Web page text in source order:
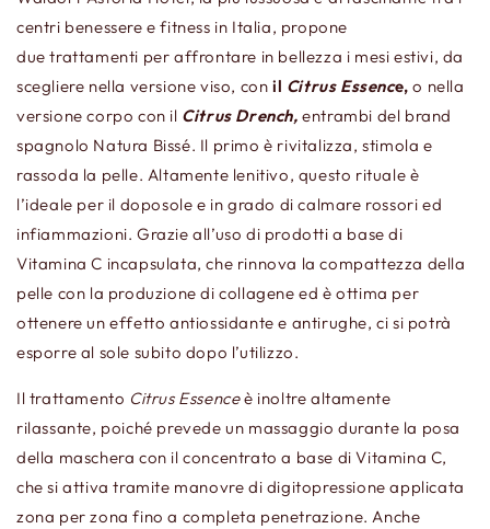
centri benessere e fitness in Italia, propone
due trattamenti per affrontare in bellezza i mesi estivi, da
scegliere nella versione viso, con il Citrus Essence, o nella
versione corpo con il Citrus Drench, entrambi del brand
spagnolo Natura Bissé. Il primo è rivitalizza, stimola e
rassoda la pelle. Altamente lenitivo, questo rituale è
l’ideale per il doposole e in grado di calmare rossori ed
infiammazioni. Grazie all’uso di prodotti a base di
Vitamina C incapsulata, che rinnova la compattezza della
pelle con la produzione di collagene ed è ottima per
ottenere un effetto antiossidante e antirughe, ci si potrà
esporre al sole subito dopo l’utilizzo.
Il trattamento Citrus Essenceè inoltre altamente
rilassante, poiché prevede un massaggio durante la posa
della maschera con il concentrato a base di Vitamina C,
che si attiva tramite manovre di digitopressione applicata
zona per zona fino a completa penetrazione. Anche